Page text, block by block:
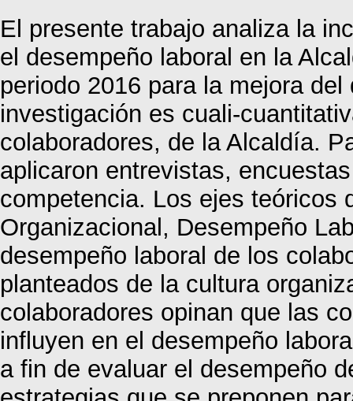
El presente trabajo analiza la
el desempeño laboral en la
periodo 2016 para la mejora
investigación es cuali-
colaboradores, de la Alcaldía.
aplicaron entrevistas,
competencia. Los ejes teóricos
Organizacional, Desempeño
desempeño laboral de los
planteados de la cultura
colaboradores opinan que las
influyen en el desempeño
a fin de evaluar el desempeño